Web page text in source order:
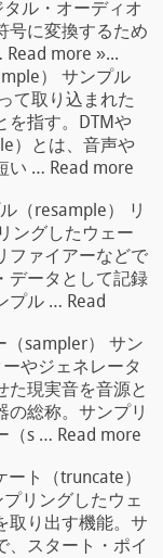
ル・オーディオ
号に変換するため
more »...
） サンプル
て取り込まれた
を指す。DTMや
）とは、音声や
い … Read more
（resample） リ
ングしたウェー
ファイアーなどで
データとして記録
プル … Read
（sampler） サン
やジェネレータ
た現実音を音源と
の総称。サンプリ
（s … Read more
ート（truncate）
リングしたウェ
取り出す機能。サ
、スタート・ポイ